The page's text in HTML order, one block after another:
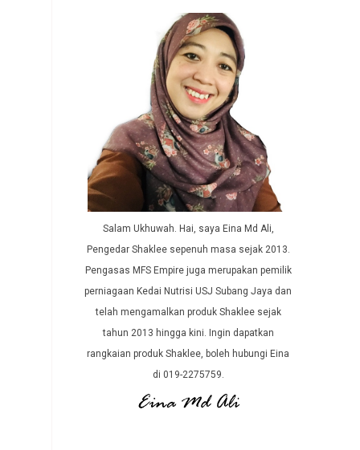
Salam Ukhuwah. Hai, saya Eina Md Ali,
Pengedar Shaklee sepenuh masa sejak 2013.
Pengasas MFS Empire juga merupakan pemilik
perniagaan Kedai Nutrisi USJ Subang Jaya dan
telah mengamalkan produk Shaklee sejak
tahun 2013 hingga kini. Ingin dapatkan
rangkaian produk Shaklee, boleh hubungi Eina
di 019-2275759.